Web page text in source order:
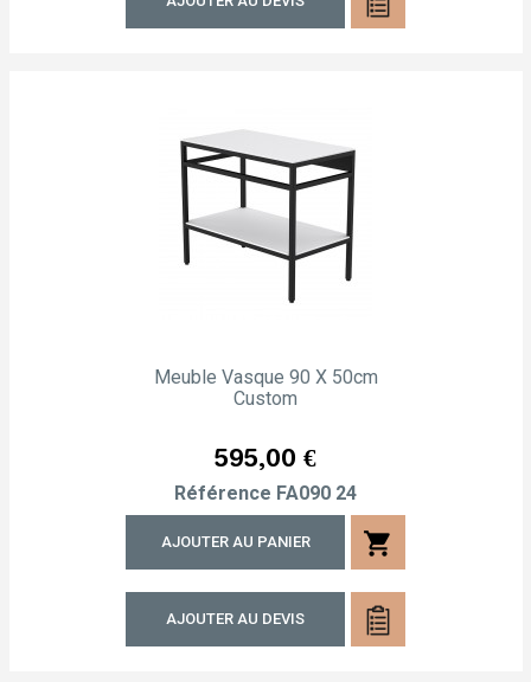
Meuble Vasque 90 X 50cm
Custom
Prix
595,00 €
Référence FA090 24
AJOUTER AU PANIER shopping_cart
AJOUTER AU DEVIS